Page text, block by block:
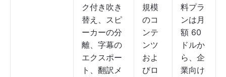
ク付き吹き
替え、スピ
ーカーの分
離、字幕の
エクスポー
ト、翻訳メ
規模
のコ
ンテ
ンツ
およ
びロ
料プラ
ンは月
額 60
ドルか
ら、企
業向け